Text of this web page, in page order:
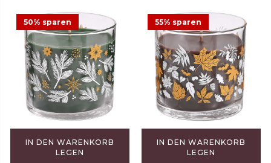
50% sparen
IN DEN WARENKORB
LEGEN
55% sparen
IN DEN WARENKORB
LEGEN